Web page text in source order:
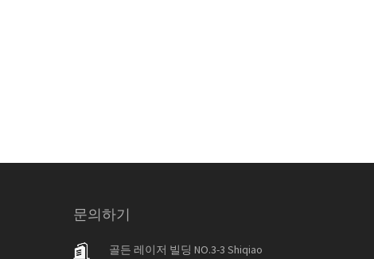
문의하기
골든 레이저 빌딩 NO.3-3 Shiqiao